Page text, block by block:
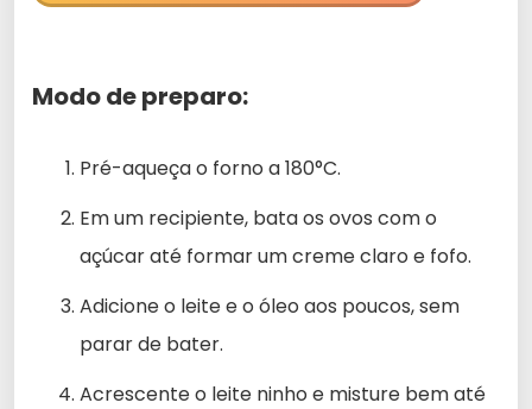
Modo de preparo:
Pré-aqueça o forno a 180°C.
Em um recipiente, bata os ovos com o
açúcar até formar um creme claro e fofo.
Adicione o leite e o óleo aos poucos, sem
parar de bater.
Acrescente o leite ninho e misture bem até